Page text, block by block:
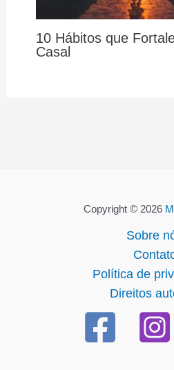
10 Hábitos que
Casal
Copyright © 2026
Sobre
Política de
Direitos